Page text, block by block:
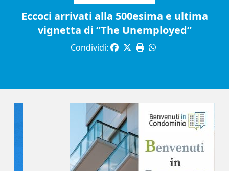
Eccoci arrivati alla 500esima e ultima
vignetta di “The Unemployed”
Condividi: